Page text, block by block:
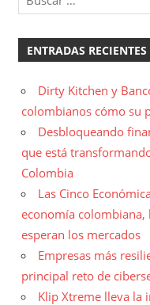
ENTRADAS RECIENTES
Dirty Kitchen y
colombianos cómo su
Desbloqueando
que está
Colombia
Las Cinco
economía colombiana,
esperan los mercados
Empresas más
principal reto de
Klip Xtreme lleva la